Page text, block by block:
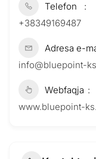
Telefon
+38349169487
Adresa e-
info@bluepoint-
Webfaqja
www.bluepoint-